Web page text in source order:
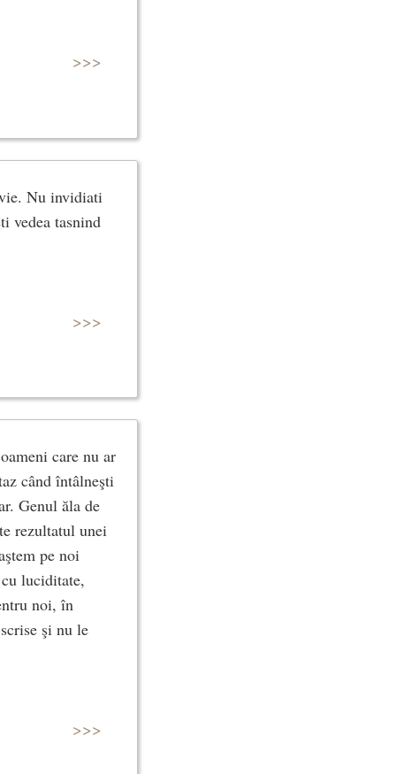
>>>
Nu invidiati
vedea tasnind
>>>
care nu ar
când întâlneşti
Genul ăla de
rezultatul unei
pe noi
luciditate,
noi, în
şi nu le
>>>